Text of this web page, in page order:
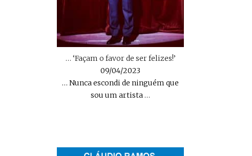
… ‘Façam o favor de ser felizes!’
09/04/2023
… Nunca escondi de ninguém que
sou um artista…